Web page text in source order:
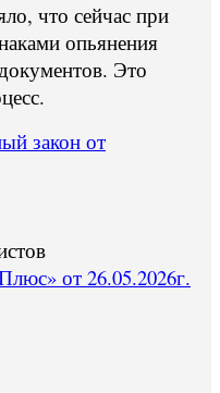
что сейчас при
опьянения
Это
закон от
от 26.05.2026г.